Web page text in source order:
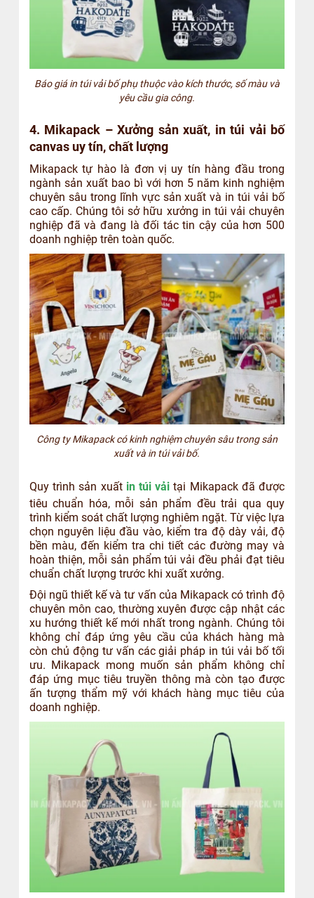
Báo giá in túi vải bố phụ thuộc vào kích thước, số màu và
yêu cầu gia công.
4. Mikapack – Xưởng sản xuất, in túi vải bố
canvas uy tín, chất lượng
Mikapack tự hào là đơn vị uy tín hàng đầu trong
ngành sản xuất bao bì với hơn 5 năm kinh nghiệm
chuyên sâu trong lĩnh vực sản xuất và in túi vải bố
cao cấp. Chúng tôi sở hữu xưởng in túi vải chuyên
nghiệp đã và đang là đối tác tin cậy của hơn 500
doanh nghiệp trên toàn quốc.
Công ty Mikapack có kinh nghiệm chuyên sâu trong sản
xuất và in túi vải bố.
Quy trình sản xuất in túi vải tại Mikapack đã được
tiêu chuẩn hóa, mỗi sản phẩm đều trải qua quy
trình kiểm soát chất lượng nghiêm ngặt. Từ việc lựa
chọn nguyên liệu đầu vào, kiểm tra độ dày vải, độ
bền màu, đến kiểm tra chi tiết các đường may và
hoàn thiện, mỗi sản phẩm túi vải đều phải đạt tiêu
chuẩn chất lượng trước khi xuất xưởng.
Đội ngũ thiết kế và tư vấn của Mikapack có trình độ
chuyên môn cao, thường xuyên được cập nhật các
xu hướng thiết kế mới nhất trong ngành. Chúng tôi
không chỉ đáp ứng yêu cầu của khách hàng mà
còn chủ động tư vấn các giải pháp in túi vải bố tối
ưu. Mikapack mong muốn sản phẩm không chỉ
đáp ứng mục tiêu truyền thông mà còn tạo được
ấn tượng thẩm mỹ với khách hàng mục tiêu của
doanh nghiệp.